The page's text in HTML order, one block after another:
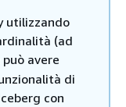
utilizzando
(ad
avere
di
con